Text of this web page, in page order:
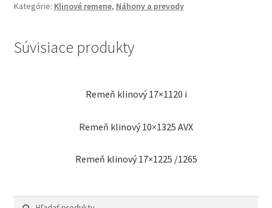
Kategórie: Klinové remene, Náhony a prevody
Súvisiace produkty
Remeň klinový 17×1120 i
Remeň klinový 10×1325 AVX
Remeň klinový 17×1225 /1265
Hľadať:
Vyhľadávanie